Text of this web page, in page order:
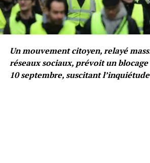
Un mouvement citoyen, relayé
réseaux sociaux, prévoit un
10 septembre, suscitant